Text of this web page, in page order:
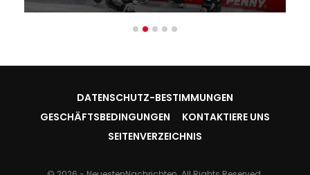
DATENSCHUTZ-BESTIMMUNGEN
GESCHÄFTSBEDINGUNGEN
KONTAKTIERE UNS
SEITENVERZEICHNIS